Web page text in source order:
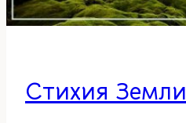
Стихия Земли